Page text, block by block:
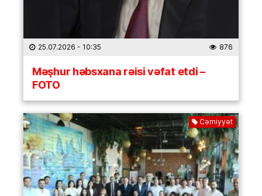
25.07.2026 - 10:35 876
Məşhur həbsxana rəisi vəfat etdi –
FOTO
Cəmiyyət